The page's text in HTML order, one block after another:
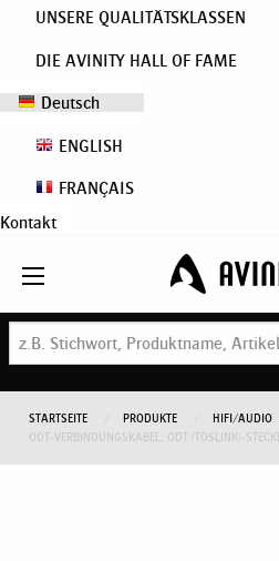
UNSERE QUALITÄTSKLASSEN
DIE AVINITY HALL OF FAME
Deutsch
ENGLISH
FRANÇAIS
Kontakt
STARTSEITE PRODUKTE
HIFI/AUDIO
ODT-VERBINDUNGSKABEL, ODT (TOSLINK)-